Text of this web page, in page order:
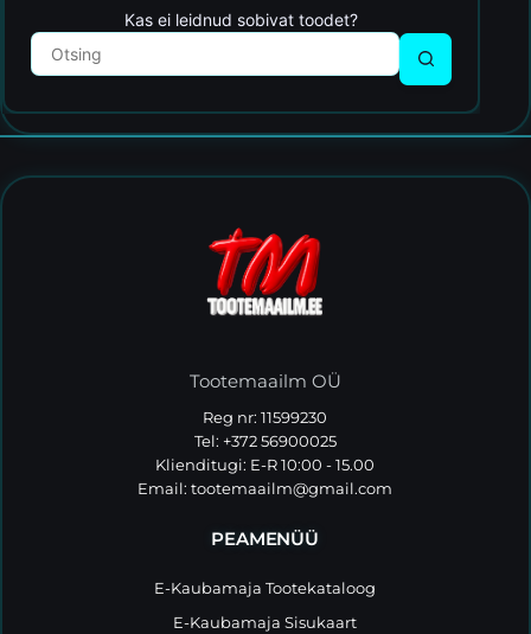
Kas ei leidnud sobivat toodet?
Tootemaailm OÜ
Reg nr: 11599230
Tel: +372 56900025
Klienditugi: E-R 10:00 - 15.00
Email:tootemaailm@gmail.com
PEAMENÜÜ
E-Kaubamaja Tootekataloog
E-Kaubamaja Sisukaart